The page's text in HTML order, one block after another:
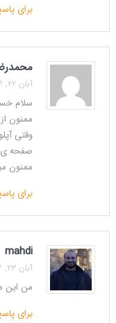
برای
آبان ۲۲, ۱۳۹۴ در ۷:۱۶ ب.ظ
سلام
ممنون
وقتی
صفحه ی
ممنون
برای
mahdi
آبان ۲۳, ۱۳۹۴ در ۵:۰۲ ق.ظ
من این
برای